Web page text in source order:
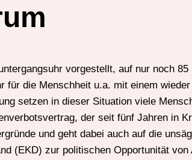
vorgestellt, auf nur noch
für die Menschheit u.a. mit einem
setzen in dieser Situation viele
der seit fünf Jahren in
und geht dabei auch auf die
(EKD) zur politischen Opportunität von